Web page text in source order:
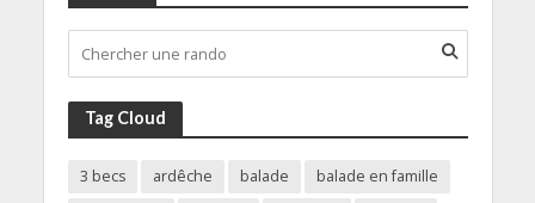
Tag Cloud
3 becs ardêche balade
balade en famille